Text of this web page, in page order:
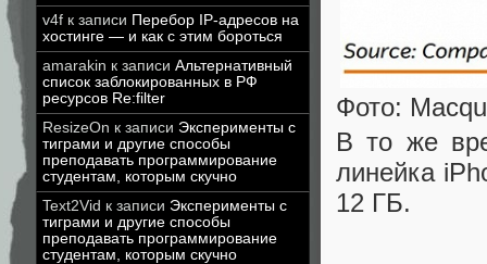
v4f к записи Перебор IP-адресов на
хостинге — и как с этим бороться
amarakin к записи Альтернативный
список заблокированных в РФ
ресурсов Re:filter
ResizeOn к записи Эксперименты с
тиграми и другие способы
преподавать программирование
студентам, которым скучно
Text2Vid к записи Эксперименты с
тиграми и другие способы
преподавать программирование
студентам, которым скучно
Фото:
В то же
линейка
12 ГБ.